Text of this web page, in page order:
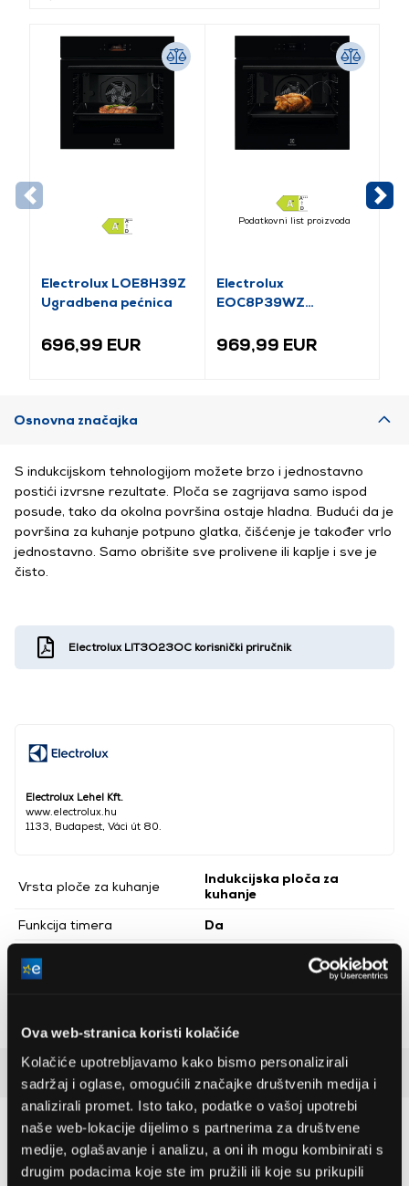
Ova web-stranica koristi kolačiće
Kolačiće upotrebljavamo kako bismo personalizirali
sadržaj i oglase, omogućili značajke društvenih medija i
analizirali promet. Isto tako, podatke o vašoj upotrebi
naše web-lokacije dijelimo s partnerima za društvene
medije, oglašavanje i analizu, a oni ih mogu kombinirati s
drugim podacima koje ste im pružili ili koje su prikupili
Electrolux LOE8H39Z
Ugradbena pećnica
696,99 EUR
Podatkovni list proizvoda
Electrolux
EOC8P39WZ
pećnica
969,99 EUR
Osnovna značajka
Electrolux Lehel Kft.
www.electrolux.hu
1133, Budapest, Váci út 80.
Vrsta ploče za kuhanje
Indukcijska ploča za
kuhanje
Funkcija timera
Da
Broj zona za kuhanje
S indukcijskom tehnologijom možete brzo i jednostavno
postići izvrsne rezultate. Ploča se zagrijava samo ispod
posude, tako da okolna površina ostaje hladna. Budući da je
površina za kuhanje potpuno glatka, čišćenje je također vrlo
jednostavno. Samo obrišite sve prolivene ili kaplje i sve je
čisto.
Electrolux LIT3O23OC korisnički priručnik
Detaljan opis
Preporučujemo za vas